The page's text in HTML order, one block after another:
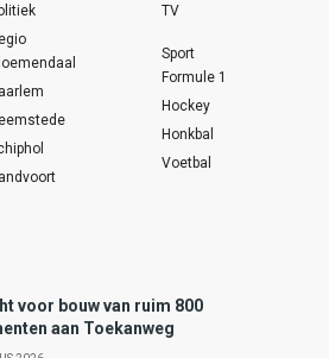
TV
Sport
Formule 1
Hockey
Honkbal
Voetbal
voor bouw van ruim 800
aan Toekanweg